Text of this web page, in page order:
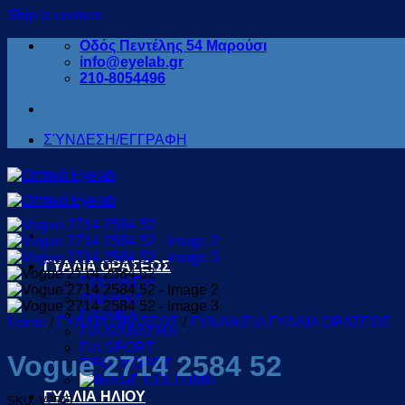
Skip to content
Οδός Πεντέλης 54 Μαρούσι
info@eyelab.gr
210-8054496
ΣΎΝΔΕΣΗ/ΕΓΓΡΑΦΗ
ΓΥΑΛΙΑ ΟΡΑΣΕΩΣ
ΓΥΝΑΙΚΕΙΑ
ΑΝΔΡΙΚΑ
ΠΑΙΔΙΚΑ
ΓΙΑ ΔΙΑΒΑΣΜΑ
ΓΙΑ SPORT
ΠΡΟΣΦΟΡΕΣ
ΓΥΑΛΙΑ ΗΛΙΟΥ
Home / ΓΥΑΛΙΑ ΟΡΑΣΕΩΣ / ΓΥΝΑΙΚEΙΑ ΓΥΑΛΙΑ ΟΡΑΣΕΩΣ
Vogue 2714 2584 52
SKU: V2543